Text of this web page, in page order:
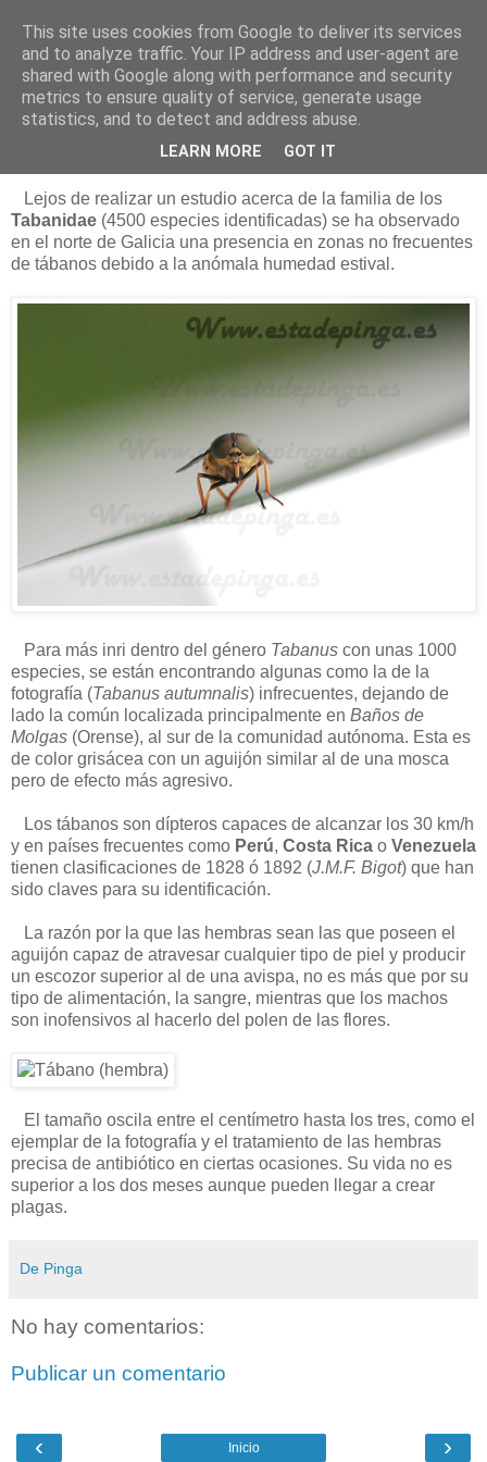
Está de pinga
19/8/12
Los tábanos autumnalis
Lejos de realizar un estudio acerca de la familia de los
Tabanidae (4500 especies identificadas) se ha observado
en el norte de Galicia una presencia en zonas no frecuentes
de tábanos debido a la anómala humedad estival.
Para más inri dentro del género Tabanus con unas 1000
especies, se están encontrando algunas como la de la
fotografía (Tabanus autumnalis) infrecuentes, dejando de
lado la común localizada principalmente en Baños de
Molgas (Orense), al sur de la comunidad autónoma. Esta es
de color grisácea con un aguijón similar al de una mosca
pero de efecto más agresivo.
Los tábanos son dípteros capaces de alcanzar los 30 km/h
y en países frecuentes como Perú, Costa Rica o Venezuela
tienen clasificaciones de 1828 ó 1892 (J.M.F. Bigot) que han
sido claves para su identificación.
La razón por la que las hembras sean las que poseen el
aguijón capaz de atravesar cualquier tipo de piel y producir
un escozor superior al de una avispa, no es más que por su
tipo de alimentación, la sangre, mientras que los machos
son inofensivos al hacerlo del polen de las flores.
El tamaño oscila entre el centímetro hasta los tres, como el
ejemplar de la fotografía y el tratamiento de las hembras
precisa de antibiótico en ciertas ocasiones. Su vida no es
superior a los dos meses aunque pueden llegar a crear
plagas.
De Pinga
No hay comentarios:
Publicar un comentario
‹ ›
Inicio
This site uses cookies from Google to deliver its services
and to analyze traffic. Your IP address and user-agent are
shared with Google along with performance and security
metrics to ensure quality of service, generate usage
statistics, and to detect and address abuse.
LEARN MORE GOT IT